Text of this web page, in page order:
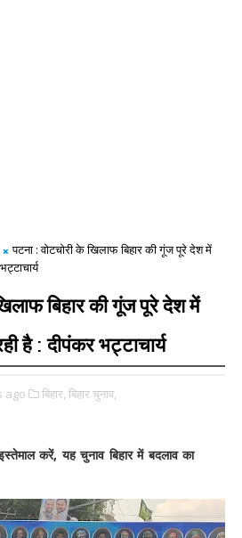
पटना : वोटचोरी के खिलाफ बिहार की गूंज पूरे देश में
बिहार की गूंज पूरे देश में
है : दीपंकर भट्टाचार्य
ago बिहार, बिहार चुनाव,
करें, यह चुनाव बिहार में बदलाव का